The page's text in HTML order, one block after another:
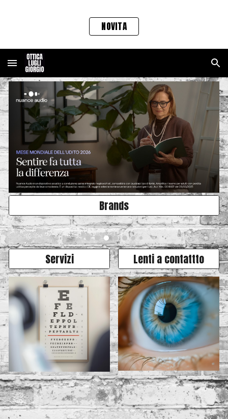
NOVITA
Brands
Servizi Lenti a contattto